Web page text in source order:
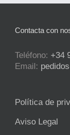
Contacta con
Teléfono: +34
Email:
Política de
Aviso Legal